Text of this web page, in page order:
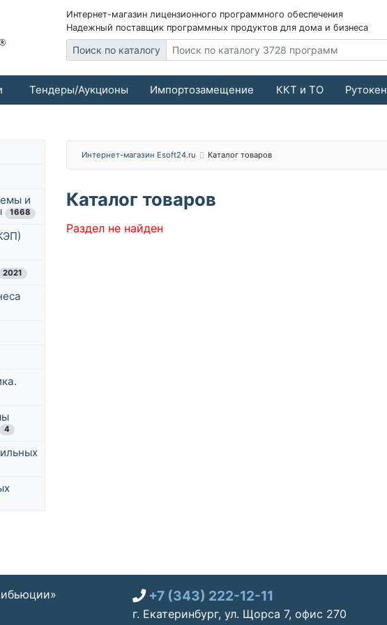
Интернет-магазин лицензионного программного обеспечения
Надежный поставщик программных продуктов для дома и бизнеса
Поиск по каталогу
Тендеры/Аукционы Импортозамещение ККТ и ТО Рутокен
и
1668
2021
4
Интернет-магазин Esoft24.ru Каталог товаров
Каталог товаров
Раздел не найден
+7 (343) 222-12-11
г. Екатеринбург, ул. Щорса 7, офис 270